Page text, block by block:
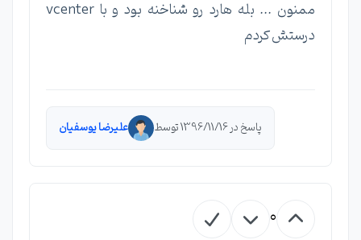
ممنون ... بله هارد رو شناخنه بود و با vcenter
درستش کردم
پاسخ در 1396/11/16 توسط علیرضا یوسفیان
0